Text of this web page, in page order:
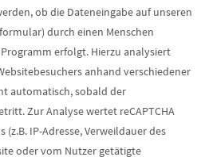
ob die Dateneingabe auf unseren
durch einen Menschen
erfolgt. Hierzu analysiert
anhand verschiedener
automatisch, sobald der
Zur Analyse wertet reCAPTCHA
IP-Adresse, Verweildauer des
oder vom Nutzer getätigte